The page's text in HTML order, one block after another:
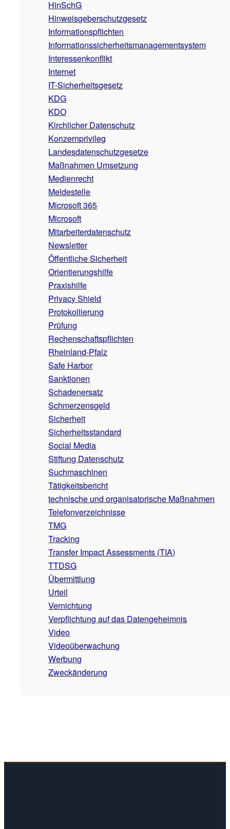
HinSchG
Hinweisgeberschutzgesetz
Informationspflichten
Informationssicherheitsmanagementsystem
Interessenkonflikt
Internet
IT-Sicherheitsgesetz
KDG
KDO
Kirchlicher Datenschutz
Konzernprivileg
Landesdatenschutzgesetze
Maßnahmen Umsetzung
Medienrecht
Meldestelle
Microsoft 365
Microsoft
Mitarbeiterdatenschutz
Newsletter
Öffentliche Sicherheit
Orientierungshilfe
Praxishilfe
Privacy Shield
Protokollierung
Prüfung
Rechenschaftspflichten
Rheinland-Pfalz
Safe Harbor
Sanktionen
Schadenersatz
Schmerzensgeld
Sicherheit
Sicherheitsstandard
Social Media
Stiftung Datenschutz
Suchmaschinen
Tätigkeitsbericht
technische und organisatorische Maßnahmen
Telefonverzeichnisse
TMG
Tracking
Transfer Impact Assessments (TIA)
TTDSG
Übermittlung
Urteil
Vernichtung
Verpflichtung auf das Datengeheimnis
Video
Videoüberwachung
Werbung
Zweckänderung